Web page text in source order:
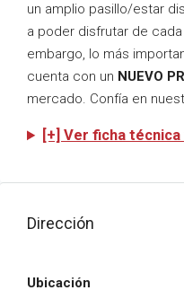
un amplio pasillo/estar
a poder disfrutar de
embargo, lo más
cuenta con un NUEVO
mercado. Confía en
[+] Ver ficha
Dirección
Ubicación